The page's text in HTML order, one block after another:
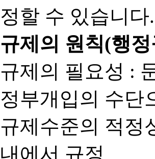
정할 수 있습니다.
규제의 원칙(행
규제의 필요성 :
정부개입의 수단
규제수준의 적정
내에서 규정